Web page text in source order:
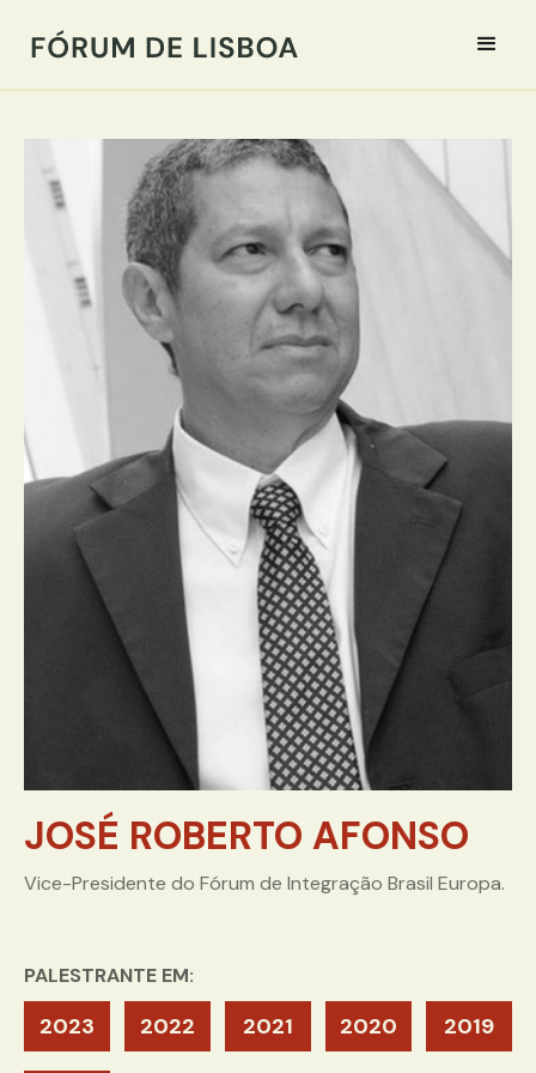
JOSÉ ROBERTO AFONSO
Vice-Presidente do Fórum de Integração Brasil Europa.
PALESTRANTE EM:
2023 2022 2021 2020 2019